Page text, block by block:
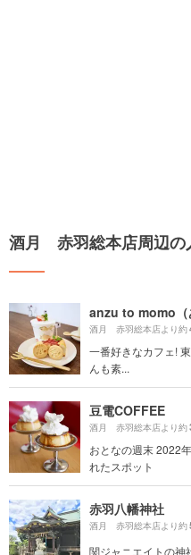
酒月 赤羽総本店周辺の
anzu to momo（
酒月 赤羽総本店より約
一番好きなカフェ!
んも素...
豆電COFFEE
酒月 赤羽総本店より約
おとなの週末 2022
れたスポット
赤羽八幡神社
酒月 赤羽総本店より約
関ジャニエイトの